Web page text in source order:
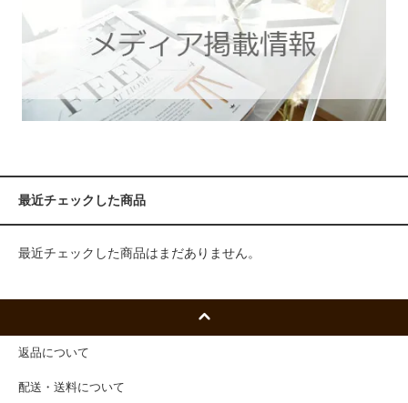
最近チェックした商品
最近チェックした商品はまだありません。
返品について
配送・送料について